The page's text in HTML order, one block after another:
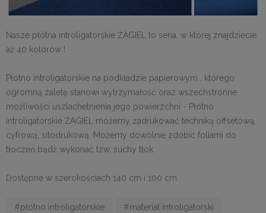
Nasze płótna introligatorskie ŻAGIEL to seria, w której znajdziecie
aż 40 kolorów !
Płótno introligatorskie na podkładzie papierowym , którego
ogromną zaletę stanowi wytrzymałość oraz wszechstronne
możliwości uszlachetnienia jego powierzchni - Płótno
introligatorskie ŻAGIEL możemy zadrukować techniką offsetową,
cyfrową, sitodrukową. Możemy dowolnie zdobić foliami do
tłoczeń bądź wykonać tzw. suchy tłok.
Dostępne w szerokościach 140 cm i 100 cm
#płótno introligatorskie #materiał introligatorski